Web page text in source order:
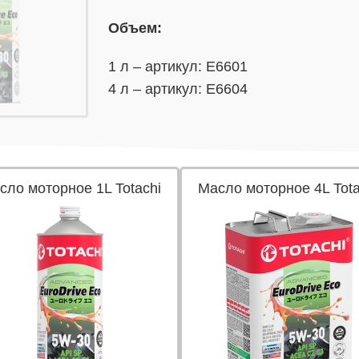
Объем:
1 л – артикул: E6601
4 л – артикул: E6604
моторное 1L Totachi Масло моторное 4L